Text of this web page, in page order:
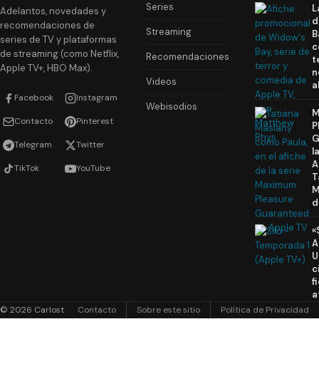
Adelantos, novedades y
recomendaciones de
series de TV y plataformas
de streaming (como Netflix,
Apple TV+, HBO Max).
Facebook Instagram
Contacto Pinterest
Telegram Twitter
TikTok YouTube
Series
Streaming
Recomendaciones
Videos
Webisodios
© 2026 Carlost Contacto Sobre este sitio Política de Privacidad